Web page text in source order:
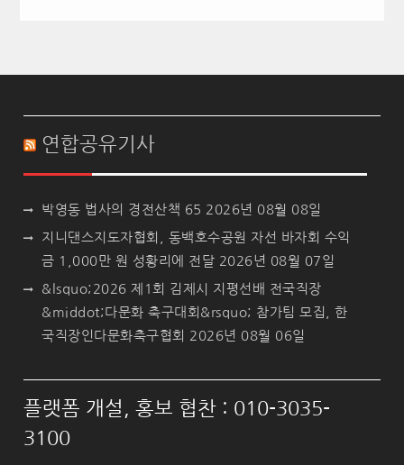
연합공유기사
박영동 법사의 경전산책 65 2026년 08월 08일
지니댄스지도자협회, 동백호수공원 자선 바자회 수익
금 1,000만 원 성황리에 전달 2026년 08월 07일
&lsquo;2026 제1회 김제시 지평선배 전국직장
&middot;다문화 축구대회&rsquo; 참가팀 모집, 한
국직장인다문화축구협회 2026년 08월 06일
플랫폼 개설, 홍보 협찬 : 010-3035-
3100